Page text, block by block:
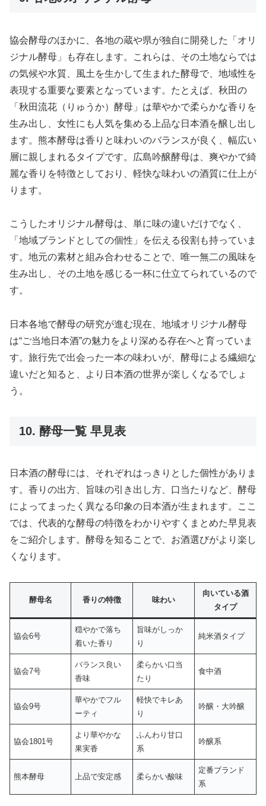
協会酵母のほかに、各地の蔵や県が独自に開発した「オリ
ジナル酵母」も存在します。これらは、その土地ならでは
の気候や水質、風土を生かして生まれた酵母で、地域性を
表現する重要な要素となっています。たとえば、秋田の
「秋田流花（りゅうか）酵母」は華やかで柔らかな香りを
生み出し、女性にも人気を集める上品な日本酒を醸し出し
ます。熊本酵母は香りと味わいのバランスが良く、幅広い
層に親しまれるタイプです。広島吟醸酵母は、爽やかで綺
麗な香りを特徴としており、軽快な味わいの酒質に仕上が
ります。
こうしたオリジナル酵母は、単に味の違いだけでなく、
「地域ブランドとしての個性」を伝える役割も持っていま
す。地元の素材と組み合わせることで、唯一無二の風味を
生み出し、その土地を感じる一杯に仕立てられているので
す。
日本各地で酵母の研究が進む現在、地域オリジナル酵母
は“ご当地日本酒”の魅力をより深める存在へと育っていま
す。旅行先で出会った一本の味わいが、酵母による繊細な
違いだと知ると、より日本酒の世界が楽しくなるでしょ
う。
10. 酵母一覧 早見表
日本酒の酵母には、それぞれはっきりとした個性がありま
す。香りの出方、旨味の引き出し方、口当たりなど、酵母
によってまったく異なる印象の日本酒が生まれます。ここ
では、代表的な酵母の特徴をわかりやすくまとめた早見表
をご紹介します。酵母を知ることで、お酒選びがより楽し
くなります。
酵母名 香りの特徴 味わい
向いている酒
タイプ
協会6号
穏やかで落ち
着いた香り
旨味がしっか
り
純米酒タイプ
協会7号
バランス良い
香味
柔らかい口当
たり
食中酒
協会9号
華やかでフル
ーティ
軽快でキレあ
り
吟醸・大吟醸
協会1801号
より華やかな
果実香
ふんわり甘口
系
吟醸系
熊本酵母 上品で安定感 柔らかい酸味
定番ブランド
系